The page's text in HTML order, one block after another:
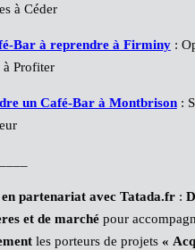
à Céder
Bar à reprendre à Firminy:
à Profiter
un Café-Bar à Montbrison:
en partenariat avec Tatada.fr:
et de marchépour
les porteurs de projets «